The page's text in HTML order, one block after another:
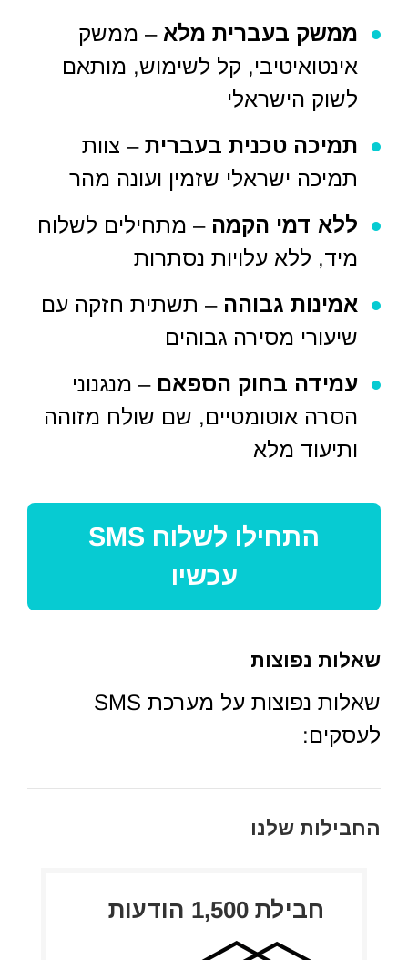
ממשק בעברית מלא – ממשק
אינטואיטיבי, קל לשימוש, מותאם
לשוק הישראלי
תמיכה טכנית בעברית – צוות
תמיכה ישראלי שזמין ועונה מהר
ללא דמי הקמה – מתחילים לשלוח
מיד, ללא עלויות נסתרות
אמינות גבוהה – תשתית חזקה עם
שיעורי מסירה גבוהים
עמידה בחוק הספאם – מנגנוני
הסרה אוטומטיים, שם שולח מזוהה
ותיעוד מלא
התחילו לשלוח SMS
עכשיו
שאלות נפוצות
שאלות נפוצות על מערכת SMS
לעסקים:
החבילות שלנו
חבילת 1,500 הודעות